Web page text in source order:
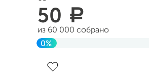
50 a
из 60 000 собрано
0%